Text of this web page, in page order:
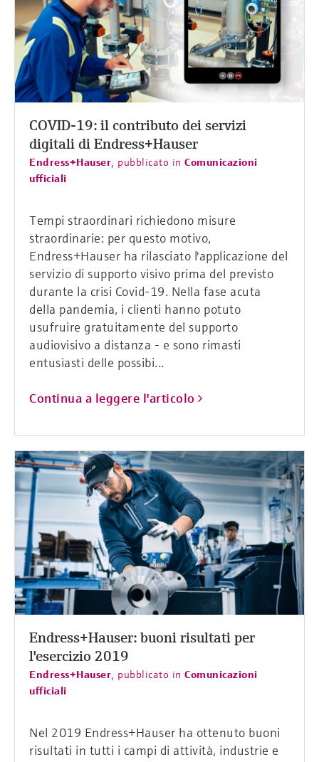
COVID-19: il contributo dei servizi
digitali di Endress+Hauser
Endress+Hauser, pubblicato in Comunicazioni
ufficiali
Tempi straordinari richiedono misure
straordinarie: per questo motivo,
Endress+Hauser ha rilasciato l'applicazione del
servizio di supporto visivo prima del previsto
durante la crisi Covid-19. Nella fase acuta
della pandemia, i clienti hanno potuto
usufruire gratuitamente del supporto
audiovisivo a distanza - e sono rimasti
entusiasti delle possibi...
Continua a leggere l'articolo
Endress+Hauser: buoni risultati per
l'esercizio 2019
Endress+Hauser, pubblicato in Comunicazioni
ufficiali
Nel 2019 Endress+Hauser ha ottenuto buoni
risultati in tutti i campi di attività, industrie e